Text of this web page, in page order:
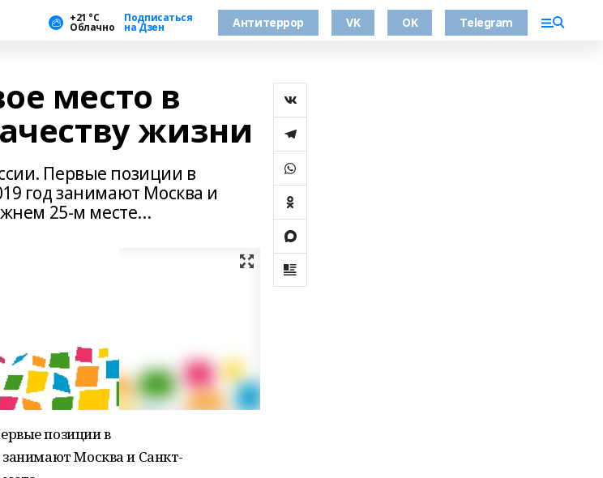
+21 °С
Облачно
Подписаться
на Дзен Антитеррор VK OK Telegram
место в
жизни
Первые позиции в
год занимают Москва и
25-м месте...
позиции в
занимают Москва и Санкт-